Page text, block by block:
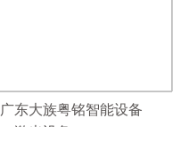
广东大族粤铭智能设备
（激光设备）